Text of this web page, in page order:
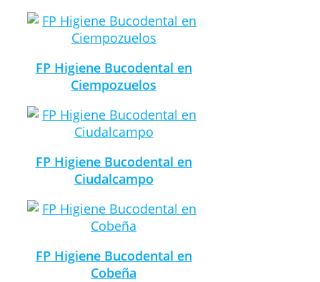
FP Higiene Bucodental en
Ciempozuelos
FP Higiene Bucodental en
Ciudalcampo
FP Higiene Bucodental en
Cobeña